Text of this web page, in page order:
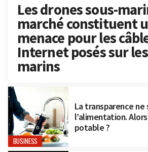
Les drones sous-
marché constituent
menace pour les
Internet posés sur
marins
BUSINESS
La transparence ne
l’alimentation.
potable ?